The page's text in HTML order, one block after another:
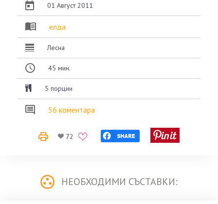
01 Август 2011
елда
Лесна
45 мин.
5 порции
56 коментара
72
НЕОБХОДИМИ СЪСТАВКИ: